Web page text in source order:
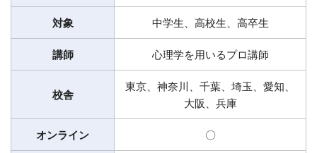
対象 中学生、高校生、高卒生
講師 心理学を用いるプロ講師
校舎
東京、神奈川、千葉、埼玉、愛知、
大阪、兵庫
オンライン 〇